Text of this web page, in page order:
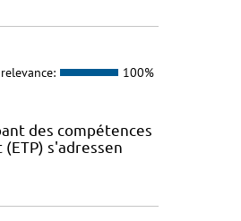
relevance: 100%
des compétences
s'adressen